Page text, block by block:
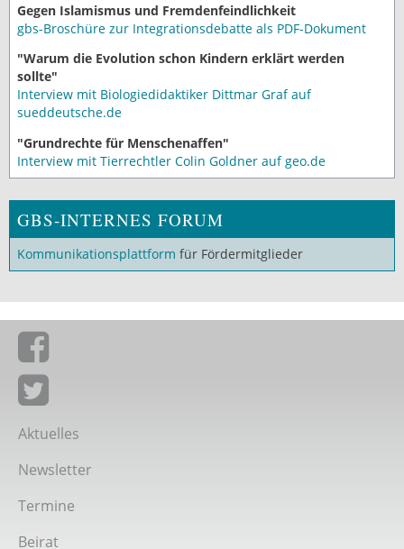
Gegen Islamismus und Fremdenfeindlichkeit
gbs-Broschüre zur Integrationsdebatte als PDF-Dokument
"Warum die Evolution schon Kindern erklärt werden
sollte"
Interview mit Biologiedidaktiker Dittmar Graf auf
sueddeutsche.de
"Grundrechte für Menschenaffen"
Interview mit Tierrechtler Colin Goldner auf geo.de
GBS-INTERNES FORUM
Kommunikationsplattform für Fördermitglieder
Giordano-Bruno-Stiftung auf Facebook
Giordano-Bruno-Stiftung bei Twitter
Aktuelles
Newsletter
Termine
Beirat